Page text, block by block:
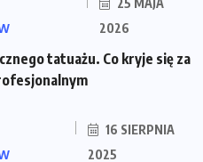
25 MAJA
2026
tatuażu. Co kryje się za
16 SIERPNIA
2025